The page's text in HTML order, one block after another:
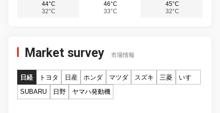
44°C
32°C
46°C
33°C
45°C
32°C
Market survey 市場情報
日経 トヨタ 日産 ホンダ マツダ スズキ 三菱
いすゞ
SUBARU
日野 ヤマハ発動機